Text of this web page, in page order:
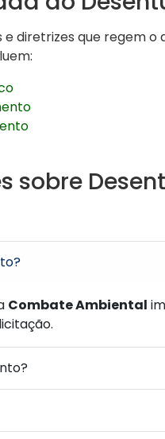
diretrizes que regem
sobre
Combate Ambiental